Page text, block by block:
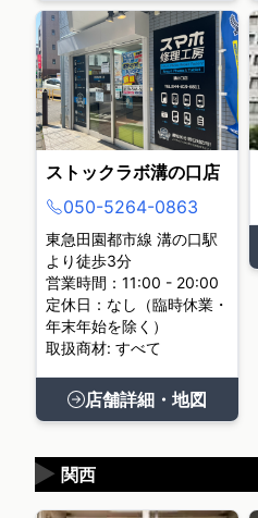
ストックラボ溝の口店
050-5264-0863
東急田園都市線 溝の口駅
より徒歩3分
営業時間：11:00 - 20:00
定休日：なし（臨時休業・
年末年始を除く）
取扱商材: すべて
店舗詳細・地図
関西
▶